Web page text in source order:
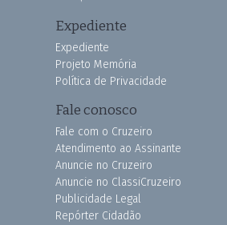
Expediente
Expediente
Projeto Memória
Política de Privacidade
Fale conosco
Fale com o Cruzeiro
Atendimento ao Assinante
Anuncie no Cruzeiro
Anuncie no ClassiCruzeiro
Publicidade Legal
Repórter Cidadão